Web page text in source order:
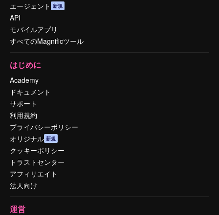
エージェント 新規
API
モバイルアプリ
すべてのMagnificツール
はじめに
Academy
ドキュメント
サポート
利用規約
プライバシーポリシー
オリジナル 新規
クッキーポリシー
トラストセンター
アフィリエイト
法人向け
運営